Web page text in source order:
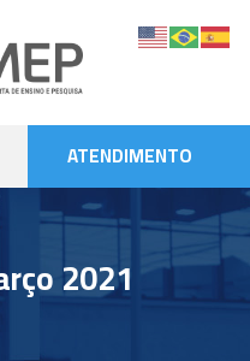
ATENDIMENTO
2021